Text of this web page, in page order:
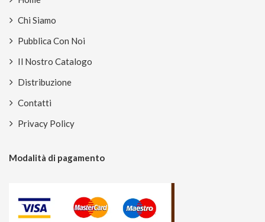
Chi Siamo
Pubblica Con Noi
Il Nostro Catalogo
Distribuzione
Contatti
Privacy Policy
Modalità di pagamento